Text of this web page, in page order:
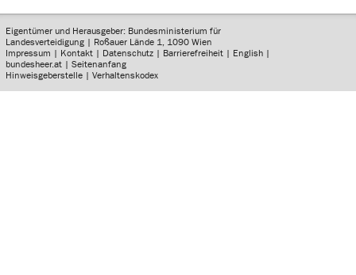
Eigentümer und Herausgeber: Bundesministerium für
Landesverteidigung | Roßauer Lände 1, 1090 Wien
Impressum | Kontakt | Datenschutz | Barrierefreiheit | English |
bundesheer.at |Seitenanfang
Hinweisgeberstelle |Verhaltenskodex